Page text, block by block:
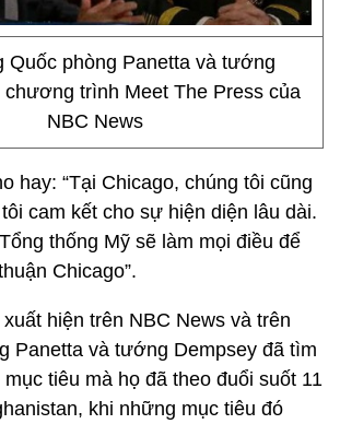
Quốc phòng Panetta và tướng
chương trình Meet The Press của
NBC News
hay: “Tại Chicago, chúng tôi cũng
cam kết cho sự hiện diện lâu dài.
thống Mỹ sẽ làm mọi điều để
Chicago”.
hiện trên NBC News và trên
Panetta và tướng Dempsey đã tìm
tiêu mà họ đã theo đuổi suốt 11
khi những mục tiêu đó